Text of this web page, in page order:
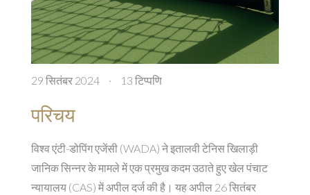
29 सितंबर 2024 · 13 टिप्पणि
परिचय
विश्व एंटी-डोपिंग एजेंसी (WADA) ने इतालवी टेनिस खिलाड़ी
जानिक सिन्नर के मामले में एक प्रमुख कदम उठाते हुए खेल पंचाट
न्यायालय (CAS) में अपील दर्ज की है। यह अपील 26 सितंबर